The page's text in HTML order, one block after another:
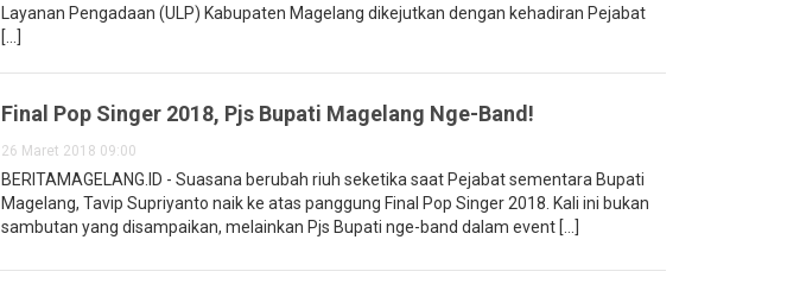
Layanan Pengadaan (ULP) Kabupaten Magelang dikejutkan dengan kehadiran Pejabat
[...]
Final Pop Singer 2018, Pjs Bupati Magelang Nge-Band!
26 Maret 2018 09:00
BERITAMAGELANG.ID - Suasana berubah riuh seketika saat Pejabat sementara Bupati
Magelang, Tavip Supriyanto naik ke atas panggung Final Pop Singer 2018. Kali ini bukan
sambutan yang disampaikan, melainkan Pjs Bupati nge-band dalam event [...]